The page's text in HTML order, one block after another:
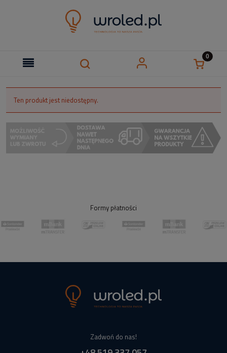
Ten produkt jest niedostępny.
Formy płatności
Zadwoń do nas!